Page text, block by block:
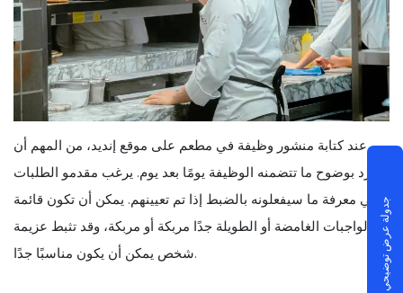
عند كتابة منشور وظيفة في مطعم على موقع إنديد، من المهم أن
تسرد بوضوح ما تتضمنه الوظيفة يومًا بعد يوم. يرغب مقدمو الطلبات
في معرفة ما سيفعلونه بالضبط إذا تم تعيينهم. يمكن أن تكون قائمة
الواجبات الغامضة أو الطويلة جدًا مربكة أو مربكة، وقد تثبط عزيمة
شخص يمكن أن يكون مناسبًا جدًا.
جدولة عرض توضيحي